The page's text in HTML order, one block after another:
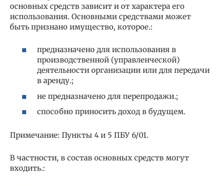
основных средств зависит и от характера его
использования. Основными средствами может
быть признано имущество, которое.:
предназначено для использования в
производственной (управленческой)
деятельности организации или для передачи
в аренду.;
не предназначено для перепродажи.;
способно приносить доход в будущем.
Примечание: Пункты 4 и 5 ПБУ 6/01.
В частности, в состав основных средств могут
входить.: